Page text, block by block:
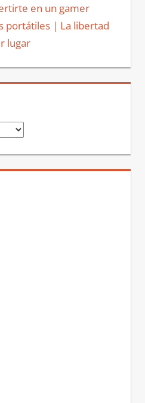
en un gamer
portátiles | La libertad
lugar